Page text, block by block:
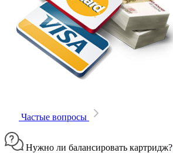
Частые вопросы
Нужно ли балансировать картридж?